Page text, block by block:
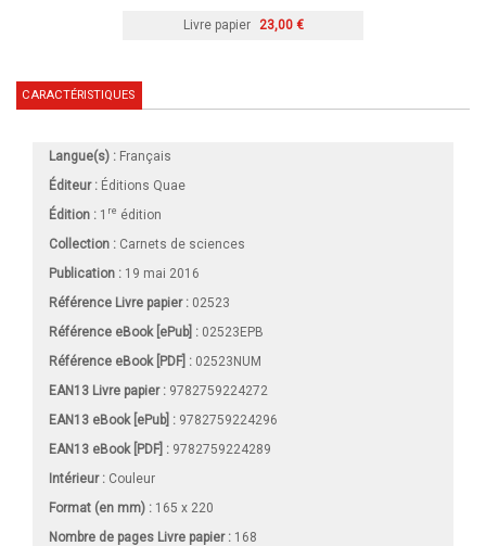
Livre papier 23,00 €
CARACTÉRISTIQUES
Langue(s) : Français
Éditeur : Éditions Quae
Édition : 1 re édition
Collection : Carnets de sciences
Publication : 19 mai 2016
Référence Livre papier : 02523
Référence eBook [ePub] : 02523EPB
Référence eBook [PDF] : 02523NUM
EAN13 Livre papier : 9782759224272
EAN13 eBook [ePub] : 9782759224296
EAN13 eBook [PDF] : 9782759224289
Intérieur : Couleur
Format (en mm) : 165 x 220
Nombre de pages Livre papier: 168